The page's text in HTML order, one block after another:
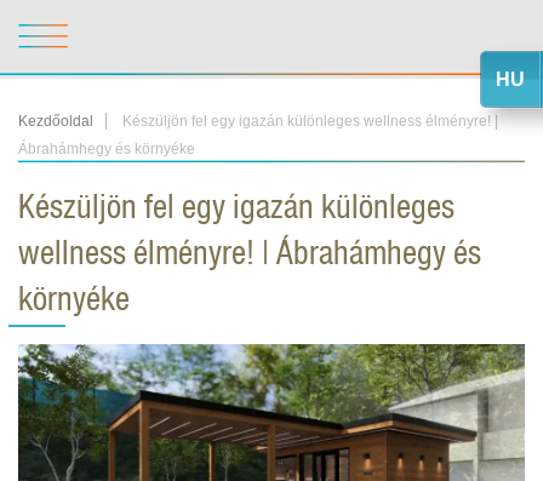
Kezdőoldal
Készüljön fel egy igazán különleges wellness élményre! |
Ábrahámhegy és környéke
Készüljön fel egy igazán különleges
wellness élményre! | Ábrahámhegy és
környéke
HU